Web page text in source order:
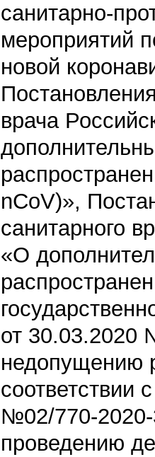
санитарно-
мероприятий
новой
врача
nCoV)»,
санитарного
«О
от 30.03.2020
недопущению
соответствии
№02/770-2020-
проведению